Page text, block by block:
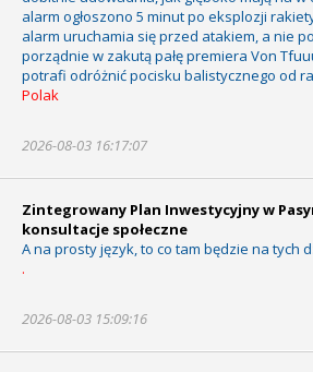
alarm ogłoszono 5 minut po eksplozji
alarm uruchamia się przed atakiem, a nie
porządnie w zakutą pałę premiera Von
potrafi odróżnić pocisku balistycznego od
Polak
2026-08-03 16:17:07
Zintegrowany Plan Inwestycyjny w
konsultacje społeczne
A na prosty język, to co tam będzie na tych
.
2026-08-03 15:09:16